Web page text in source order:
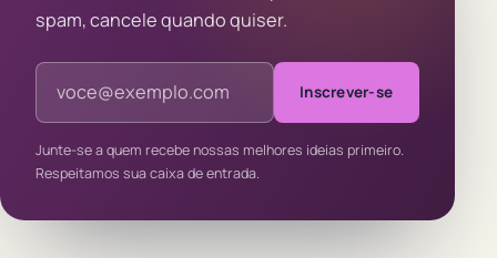
spam, cancele quando quiser.
Endereço de e-mail
Inscrever-se
Junte-se a quem recebe nossas melhores ideias primeiro.
Respeitamos sua caixa de entrada.